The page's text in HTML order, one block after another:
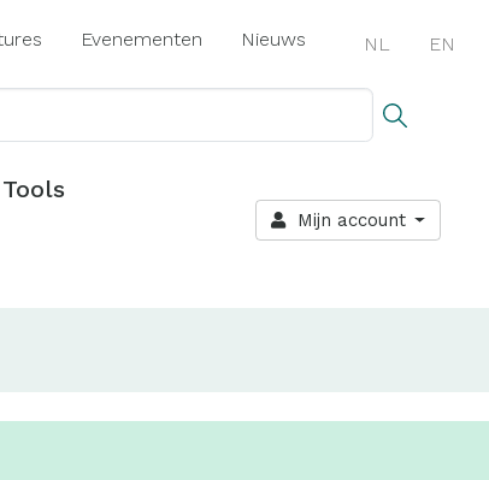
Evenementen Nieuws NL EN
Tools
Mijn account